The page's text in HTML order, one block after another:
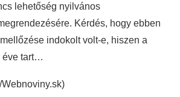
lehetőség nyilvános
Kérdés, hogy ebben
indokolt volt-e, hiszen a
éve tart…